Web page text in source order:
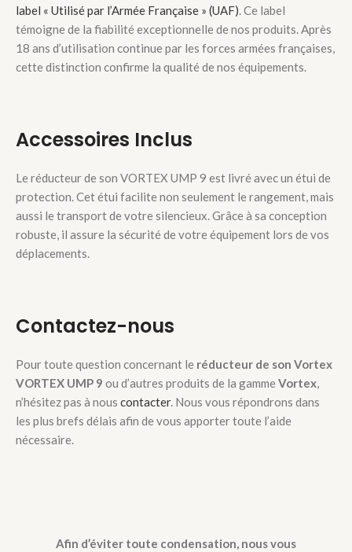
label « Utilisé par l’Armée Française » (UAF). Ce label
témoigne de la fiabilité exceptionnelle de nos produits. Après
18 ans d’utilisation continue par les forces armées françaises,
cette distinction confirme la qualité de nos équipements.
Accessoires Inclus
Le réducteur de son VORTEX UMP 9 est livré avec un étui de
protection. Cet étui facilite non seulement le rangement, mais
aussi le transport de votre silencieux. Grâce à sa conception
robuste, il assure la sécurité de votre équipement lors de vos
déplacements.
Contactez-nous
Pour toute question concernant le réducteur de son Vortex
VORTEX UMP 9 ou d’autres produits de la gammeVortex,
n’hésitez pas à nous contacter. Nous vous répondrons dans
les plus brefs délais afin de vous apporter toute l’aide
nécessaire.
Afin d’éviter toute condensation, nous vous